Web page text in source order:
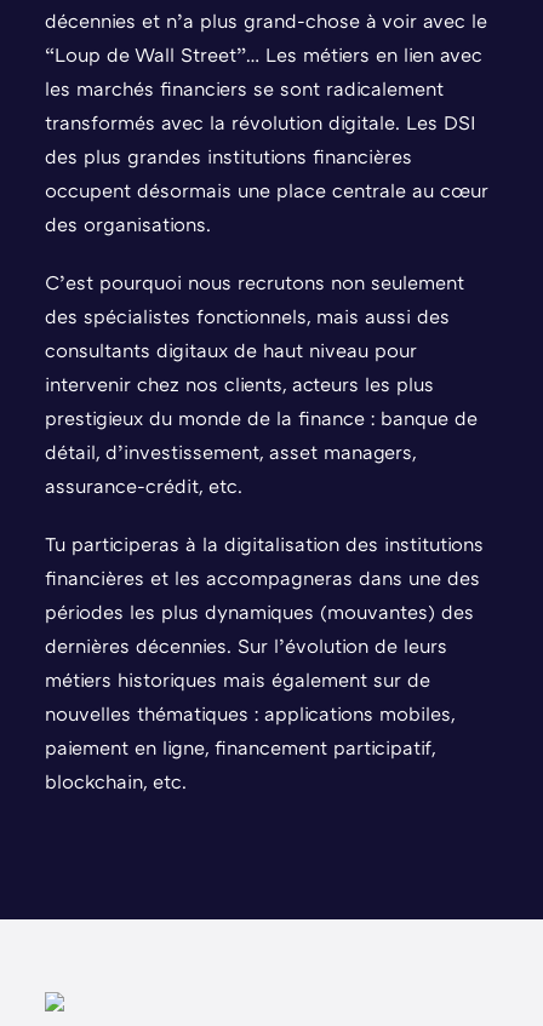
décennies et n’a plus grand-chose à voir avec le
“Loup de Wall Street”… Les métiers en lien avec
les marchés financiers se sont radicalement
transformés avec la révolution digitale. Les DSI
des plus grandes institutions financières
occupent désormais une place centrale au cœur
des organisations.
C’est pourquoi nous recrutons non seulement
des spécialistes fonctionnels, mais aussi des
consultants digitaux de haut niveau pour
intervenir chez nos clients, acteurs les plus
prestigieux du monde de la finance : banque de
détail, d’investissement, asset managers,
assurance-crédit, etc.
Tu participeras à la digitalisation des institutions
financières et les accompagneras dans une des
périodes les plus dynamiques (mouvantes) des
dernières décennies. Sur l’évolution de leurs
métiers historiques mais également sur de
nouvelles thématiques : applications mobiles,
paiement en ligne, financement participatif,
blockchain, etc.